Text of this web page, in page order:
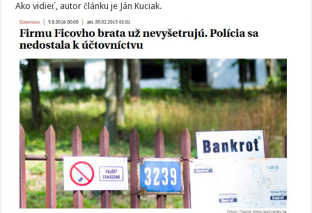
Ako vidieť, autor článku je Ján Kuciak.